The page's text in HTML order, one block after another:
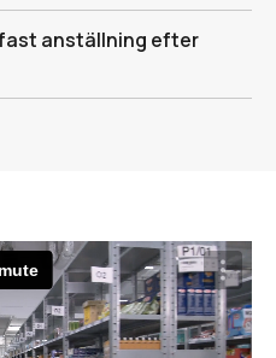
anställning efter